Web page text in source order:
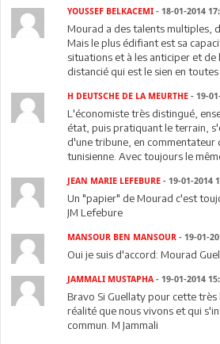
YOUSSEF BELKACEMI - 18-01-2014
Mourad a des talents multiples,
Mais le plus édifiant est sa
situations et à les anticiper et
distancié qui est le sien en
H DEUTSCHE DE LA MEURTHE - 19-
L'économiste très distingué,
état, puis pratiquant le terrain,
d'une tribune, en commentateur
tunisienne. Avec toujours le
JEAN MARIE LEFEBURE - 19-01-2014
Un "papier" de Mourad c'est
JM Lefebure
MANSOUR BEN MANSOUR - 19-01-
Oui je suis d'accord: Mourad
JAMMALI MUSTAPHA - 19-01-2014
Bravo Si Guellaty pour cette
réalité que nous vivons et qui
commun. M Jammali